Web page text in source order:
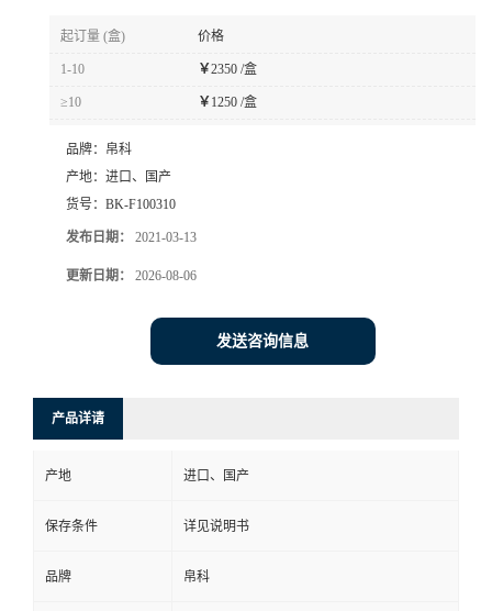
起订量 (盒) 价格
1-10 ￥2350 /盒
≥10 ￥ 1250 /盒
品牌： 帛科
产地： 进口、国产
货号： BK-F100310
发布日期： 2021-03-13
更新日期： 2026-08-06
发送咨询信息
产品详请
产地 进口、国产
保存条件 详见说明书
品牌 帛科